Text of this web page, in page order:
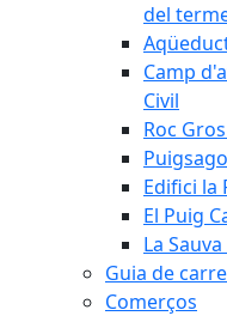
del
Camp
Civil
Roc
Edifici la
El Puig
La
Guia de
Comerços